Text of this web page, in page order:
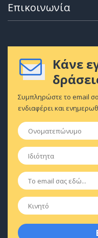
Επικοινωνία
Κάνε
Συμπληρώστε το email
ενδιαφέρει και
Ονοματεπώνυμο
Ιδιότητα
Email
Κινητό